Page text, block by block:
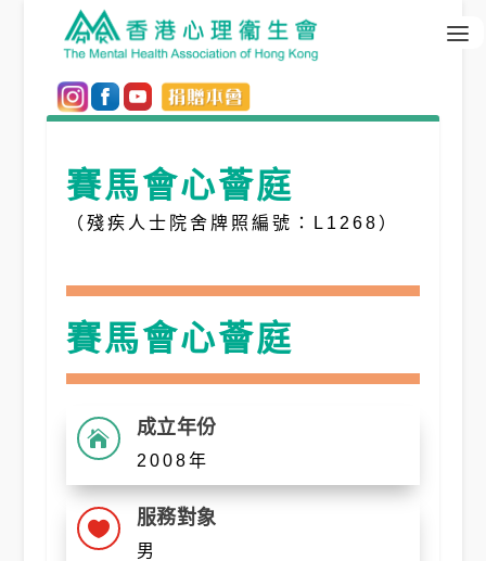
賽馬會心薈庭
（殘疾人士院舍牌照編號：L1268）
賽馬會心薈庭
 成立年份
2008年
 服務對象
男